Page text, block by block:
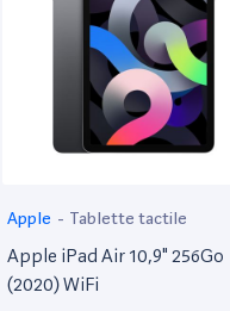
Apple - Tablette tactile
Apple iPad Air 10,9" 256Go
(2020) WiFi